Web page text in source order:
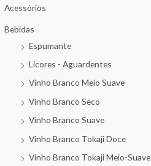
Acessórios
Bebidas
Espumante
Licores - Aguardentes
Vinho Branco Meio Suave
Vinho Branco Seco
Vinho Branco Suave
Vinho Branco Tokaji Doce
Vinho Branco Tokaji Meio-Suave